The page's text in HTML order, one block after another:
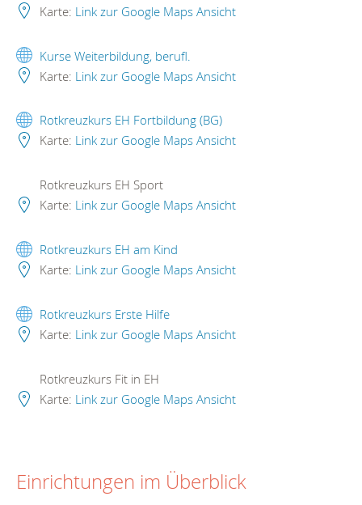
Karte: Link zur Google Maps Ansicht
Kurse Weiterbildung, berufl.
Karte: Link zur Google Maps Ansicht
Rotkreuzkurs EH Fortbildung (BG)
Karte: Link zur Google Maps Ansicht
Rotkreuzkurs EH Sport
Karte: Link zur Google Maps Ansicht
Rotkreuzkurs EH am Kind
Karte: Link zur Google Maps Ansicht
Rotkreuzkurs Erste Hilfe
Karte: Link zur Google Maps Ansicht
Rotkreuzkurs Fit in EH
Karte: Link zur Google Maps Ansicht
Einrichtungen im Überblick